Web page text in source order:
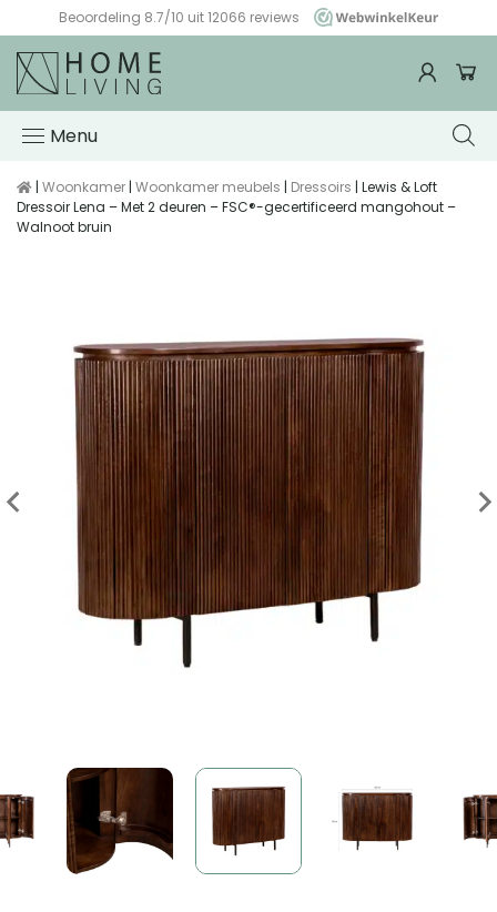
Beoordeling 8.7/10 uit 12066 reviews
WebwinkelKeur
Menu
| Woonkamer | Woonkamer meubels | Dressoirs | Lewis & Loft
Dressoir Lena – Met 2 deuren – FSC®-gecertificeerd mangohout –
Walnoot bruin